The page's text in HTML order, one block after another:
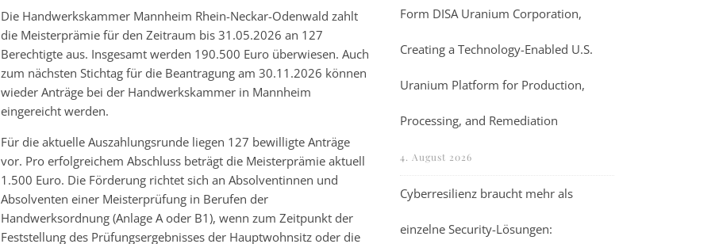
Die Handwerkskammer Mannheim Rhein-Neckar-Odenwald zahlt
die Meisterprämie für den Zeitraum bis 31.05.2026 an 127
Berechtigte aus. Insgesamt werden 190.500 Euro überwiesen. Auch
zum nächsten Stichtag für die Beantragung am 30.11.2026 können
wieder Anträge bei der Handwerkskammer in Mannheim
eingereicht werden.
Für die aktuelle Auszahlungsrunde liegen 127 bewilligte Anträge
vor. Pro erfolgreichem Abschluss beträgt die Meisterprämie aktuell
1.500 Euro. Die Förderung richtet sich an Absolventinnen und
Absolventen einer Meisterprüfung in Berufen der
Handwerksordnung (Anlage A oder B1), wenn zum Zeitpunkt der
Feststellung des Prüfungsergebnisses der Hauptwohnsitz oder die
Form DISA Uranium Corporation,
Creating a Technology-Enabled U.S.
Uranium Platform for Production,
Processing, and Remediation
4. August 2026
Cyberresilienz braucht mehr als
einzelne Security-Lösungen: